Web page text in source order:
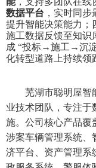
数据平台 ，实时同
提升智能决策能力；
施工数据反馈至知识
成 “投标→施工 →沉
化转型道路上持续领
芜湖市聪明屋智
业技术团队，专注于
施。公司核心产品覆
涉案车辆管理系统、
济平台、资产管理系